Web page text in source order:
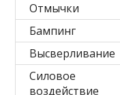
Отмычки
Бампинг
Высверливание
Силовое
воздействие